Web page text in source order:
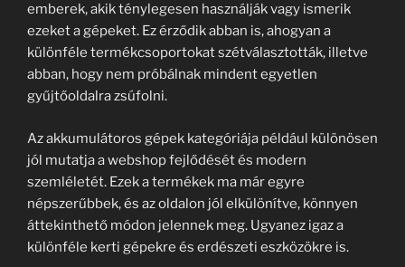
emberek, akik ténylegesen használják vagy ismerik
ezeket a gépeket. Ez érződik abban is, ahogyan a
különféle termékcsoportokat szétválasztották, illetve
abban, hogy nem próbálnak mindent egyetlen
gyűjtőoldalra zsúfolni.
Az akkumulátoros gépek kategóriája például különösen
jól mutatja a webshop fejlődését és modern
szemléletét. Ezek a termékek ma már egyre
népszerűbbek, és az oldalon jól elkülönítve, könnyen
áttekinthető módon jelennek meg. Ugyanez igaz a
különféle kerti gépekre és erdészeti eszközökre is.